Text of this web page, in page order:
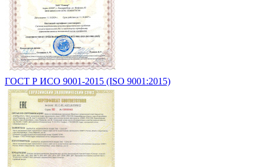
ГОСТ Р ИСО 9001-2015 (ISO 9001:2015)